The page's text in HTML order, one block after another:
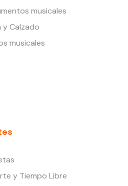
musicales
y Calzado
musicales
y Tiempo Libre